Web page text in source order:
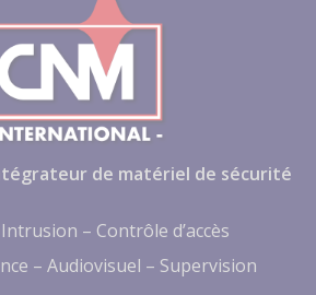
de matériel de sécurité
– Contrôle d’accès
– Audiovisuel – Supervision